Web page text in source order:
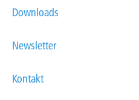
Downloads
Newsletter
Kontakt